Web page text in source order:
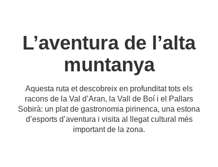
L’aventura de l’alta
muntanya
Aquesta ruta et descobreix en profunditat tots els
racons de la Val d’Aran, la Vall de Boí i el Pallars
Sobirà: un plat de gastronomia pirinenca, una estona
d’esports d’aventura i visita al llegat cultural més
important de la zona.